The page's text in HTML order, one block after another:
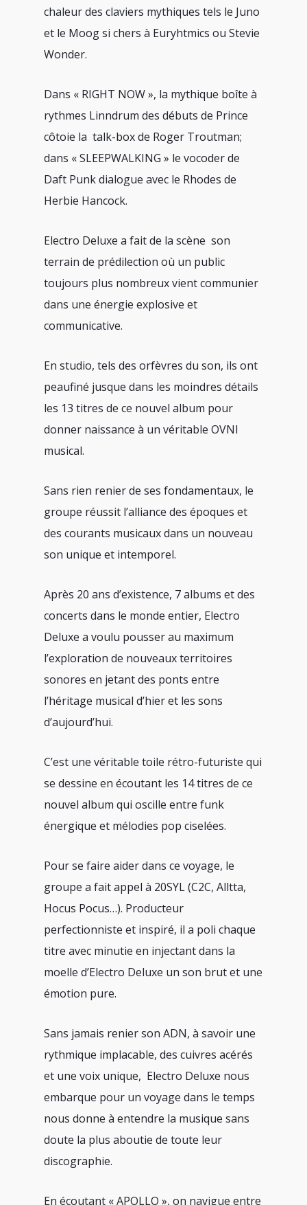
chaleur des claviers mythiques tels le Juno
et le Moog si chers à Euryhtmics ou Stevie
Wonder.
Dans « RIGHT NOW », la mythique boîte à
rythmes Linndrum des débuts de Prince
côtoie la talk-box de Roger Troutman;
dans « SLEEPWALKING » le vocoder de
Daft Punk dialogue avec le Rhodes de
Herbie Hancock.
Electro Deluxe a fait de la scène son
terrain de prédilection où un public
toujours plus nombreux vient communier
dans une énergie explosive et
communicative.
En studio, tels des orfèvres du son, ils ont
peaufiné jusque dans les moindres détails
les 13 titres de ce nouvel album pour
donner naissance à un véritable OVNI
musical.
Sans rien renier de ses fondamentaux, le
groupe réussit l’alliance des époques et
des courants musicaux dans un nouveau
son unique et intemporel.
Après 20 ans d’existence, 7 albums et des
concerts dans le monde entier, Electro
Deluxe a voulu pousser au maximum
l’exploration de nouveaux territoires
sonores en jetant des ponts entre
l’héritage musical d’hier et les sons
d’aujourd’hui.
C’est une véritable toile rétro-futuriste qui
se dessine en écoutant les 14 titres de ce
nouvel album qui oscille entre funk
énergique et mélodies pop ciselées.
Pour se faire aider dans ce voyage, le
groupe a fait appel à 20SYL (C2C, Alltta,
Hocus Pocus…). Producteur
perfectionniste et inspiré, il a poli chaque
titre avec minutie en injectant dans la
moelle d’Electro Deluxe un son brut et une
émotion pure.
Sans jamais renier son ADN, à savoir une
rythmique implacable, des cuivres acérés
et une voix unique, Electro Deluxe nous
embarque pour un voyage dans le temps
nous donne à entendre la musique sans
doute la plus aboutie de toute leur
discographie.
En écoutant « APOLLO », on navigue entre